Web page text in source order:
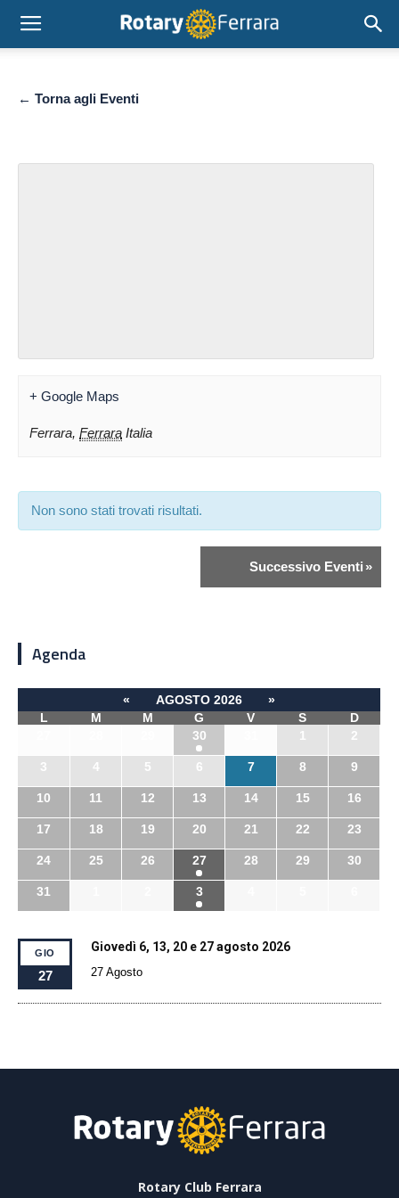
← Torna agli Eventi
+ Google Maps
Ferrara, Ferrara Italia
Non sono stati trovati risultati.
Successivo Eventi »
Agenda
« AGOSTO 2026
»
L
M M G V S
D
30 1 2
3 4 5 6 7 8 9
10 11 12 13 14 15 16
17 18 19 20 21 22 23
24 25 26 27 28 29 30
31 3
GIO
27
Giovedì 6, 13, 20 e 27 agosto 2026
27 Agosto
Rotary Club Ferrara